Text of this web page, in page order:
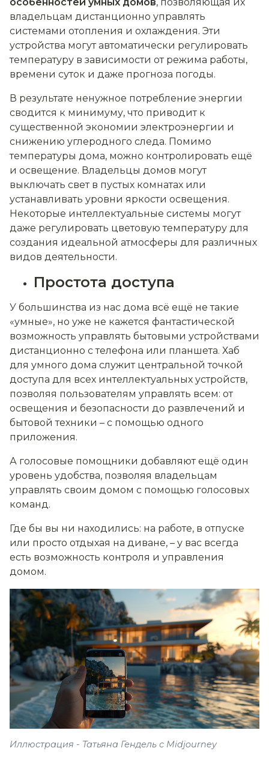
особенностей умных домов, позволяющая их
владельцам дистанционно управлять
системами отопления и охлаждения. Эти
устройства могут автоматически регулировать
температуру в зависимости от режима работы,
времени суток и даже прогноза погоды.
В результате ненужное потребление энергии
сводится к минимуму, что приводит к
существенной экономии электроэнергии и
снижению углеродного следа. Помимо
температуры дома, можно контролировать ещё
и освещение. Владельцы домов могут
выключать свет в пустых комнатах или
устанавливать уровни яркости освещения.
Некоторые интеллектуальные системы могут
даже регулировать цветовую температуру для
создания идеальной атмосферы для различных
видов деятельности.
Простота доступа
У большинства из нас дома всё ещё не такие
«умные», но уже не кажется фантастической
возможность управлять бытовыми устройствами
дистанционно с телефона или планшета. Хаб
для умного дома служит центральной точкой
доступа для всех интеллектуальных устройств,
позволяя пользователям управлять всем: от
освещения и безопасности до развлечений и
бытовой техники – с помощью одного
приложения.
А голосовые помощники добавляют ещё один
уровень удобства, позволяя владельцам
управлять своим домом с помощью голосовых
команд.
Где бы вы ни находились: на работе, в отпуске
или просто отдыхая на диване, – у вас всегда
есть возможность контроля и управления
домом.
Иллюстрация - Татьяна Гендель с Midjourney